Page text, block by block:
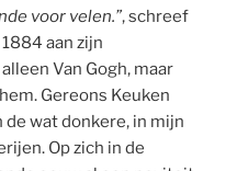
voor velen.”, schreef
aan zijn
Van Gogh, maar
Gereons Keuken
wat donkere, in mijn
Op zich in de